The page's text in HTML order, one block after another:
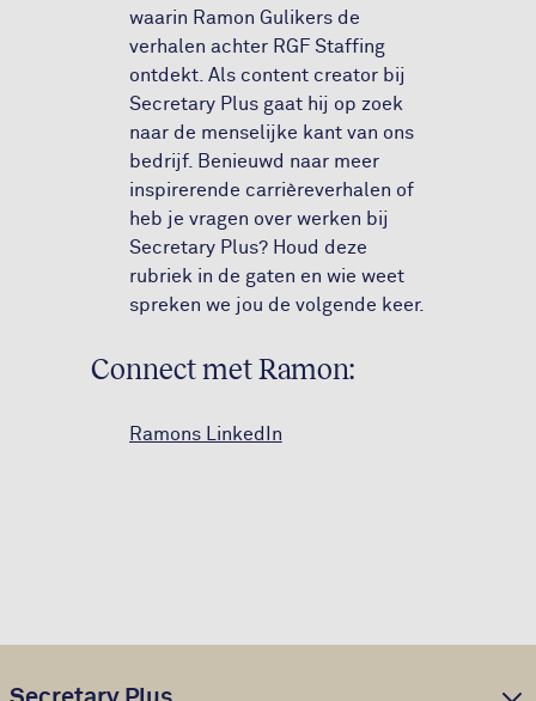
waarin Ramon Gulikers de
verhalen achter RGF Staffing
ontdekt. Als content creator bij
Secretary Plus gaat hij op zoek
naar de menselijke kant van ons
bedrijf. Benieuwd naar meer
inspirerende carrièreverhalen of
heb je vragen over werken bij
Secretary Plus? Houd deze
rubriek in de gaten en wie weet
spreken we jou de volgende keer.
Connect met Ramon:
Ramons LinkedIn